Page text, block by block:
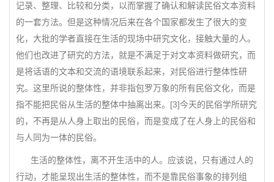
记录、整理、比较和分类，以而掌握了确认和解读民俗文本资料
的一套方法。但是这种情况后来在各个国家都发生了很大的变
化，大批的学者直接在生活的现场中研究文化，接触大量的人。
他们也改进了研究的方法，就是不满足于对文本资料做研究，而
是将话语的文本和交流的语境联系起来，对民俗进行整体性研
究。这里所说的整体性，并非指包罗万象的所有民俗文化，而是
指不能把民俗从生活的整体中抽离出来。[3]今天的民俗学所研究
的，不再是从人身上取出的民俗，而是变成了在人身上的民俗和
与人同为一体的民俗。
生活的整体性，离不开生活中的人。应该说，只有通过人的
行动，才能呈现出生活的整体性，而不是靠民俗事象的排列组